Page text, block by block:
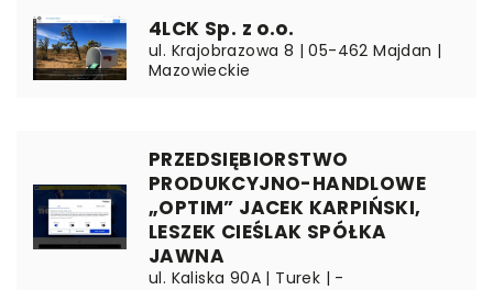
4LCK Sp. z o.o.
ul. Krajobrazowa 8 | 05-462 Majdan |
Mazowieckie
PRZEDSIĘBIORSTWO
PRODUKCYJNO-HANDLOWE
„OPTIM” JACEK KARPIŃSKI,
LESZEK CIEŚLAK SPÓŁKA
JAWNA
ul. Kaliska 90A | Turek | -